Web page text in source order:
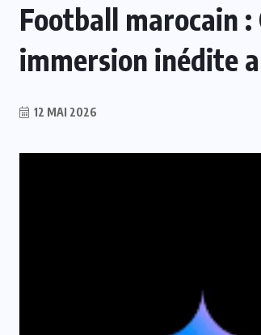
Football marocain
immersion inédite
12 MAI 2026
Mercato : Le Real
Yan Diomandé